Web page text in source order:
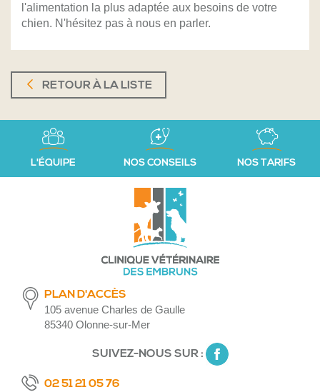
l'alimentation la plus adaptée aux besoins de votre
chien. N'hésitez pas à nous en parler.
RETOUR À LA LISTE
L'ÉQUIPE NOS CONSEILS NOS TARIFS
PLAN D'ACCÈS
105 avenue Charles de Gaulle
85340 Olonne-sur-Mer
SUIVEZ-NOUS SUR :
02 51 21 05 76